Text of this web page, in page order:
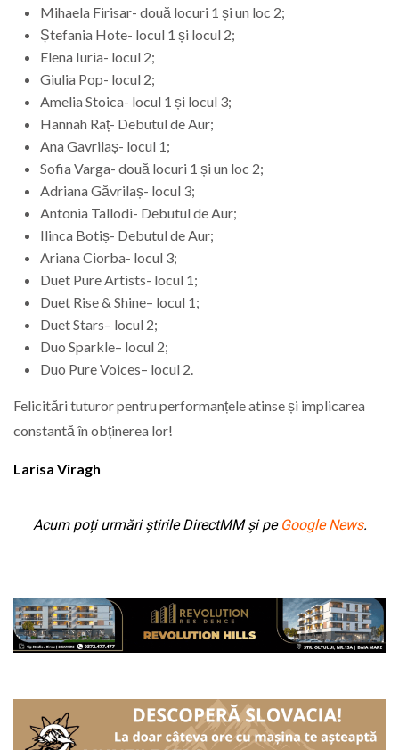
Mihaela Firisar- două locuri 1 și un loc 2;
Ștefania Hote- locul 1 și locul 2;
Elena Iuria- locul 2;
Giulia Pop- locul 2;
Amelia Stoica- locul 1 și locul 3;
Hannah Raț- Debutul de Aur;
Ana Gavrilaș- locul 1;
Sofia Varga- două locuri 1 și un loc 2;
Adriana Găvrilaș- locul 3;
Antonia Tallodi- Debutul de Aur;
Ilinca Botiș- Debutul de Aur;
Ariana Ciorba- locul 3;
Duet Pure Artists- locul 1;
Duet Rise & Shine– locul 1;
Duet Stars– locul 2;
Duo Sparkle– locul 2;
Duo Pure Voices– locul 2.
Felicitări tuturor pentru performanțele atinse și implicarea
constantă în obținerea lor!
Larisa Viragh
Acum poți urmări știrile DirectMM și pe Google News.